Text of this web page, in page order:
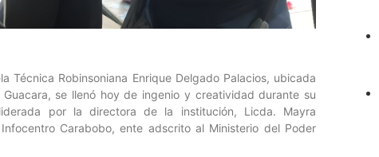
Técnica Robinsoniana Enrique Delgado Palacios, ubicada
se llenó hoy de ingenio y creatividad durante su
por la directora de la institución, Licda. Mayra
Carabobo, ente adscrito al Ministerio del Poder